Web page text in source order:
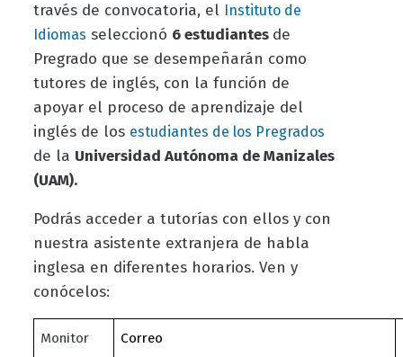
través de convocatoria, el Instituto de
Idiomas seleccionó 6 estudiantes de
Pregrado que se desempeñarán como
tutores de inglés, con la función de
apoyar el proceso de aprendizaje del
inglés de los estudiantes de los Pregrados
de la Universidad Autónoma de Manizales
(UAM).
Podrás acceder a tutorías con ellos y con
nuestra asistente extranjera de habla
inglesa en diferentes horarios. Ven y
conócelos:
Monitor Correo